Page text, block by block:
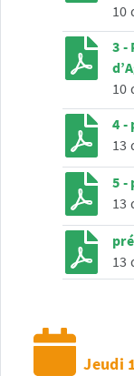
10
3 -
10
4 -
13
5 -
13
13
Jeudi